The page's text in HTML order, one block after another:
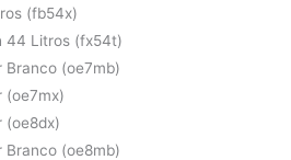
(fb54x)
44 Litros (fx54t)
Branco (oe7mb)
(oe7mx)
(oe8dx)
Branco (oe8mb)